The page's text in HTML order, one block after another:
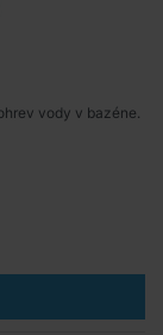
vody v bazéne.